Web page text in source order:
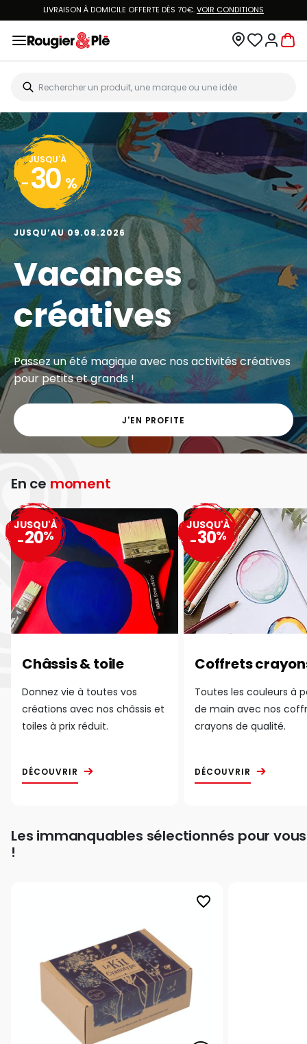
LIVRAISON À DOMICILE OFFERTE DÈS 70€.VOIR CONDITIONS
JUSQU'À
- 30 %
JUSQU’AU 09.08.2026
Vacances
créatives
Passez un été magique avec nos activités créatives
pour petits et grands !
J'EN PROFITE
En ce moment
Châssis & toile
Donnez vie à toutes vos
créations avec nos châssis et
toiles à prix réduit.
DÉCOUVRIR
JUSQU'À
-20%
Coffrets
Toutes les couleurs à
de main avec nos
crayons de qualité.
DÉCOUVRIR
JUSQU'À
-30%
Les immanquables sélectionnés pour vous
!
favorite_border